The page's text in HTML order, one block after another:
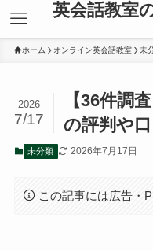
英会話教室
ホーム オンライン英会話教室 未
【36件調
の評判や
2026
7/17
未分類 2026年7月17日
この記事には広告・